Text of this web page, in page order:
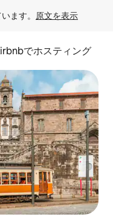
ます。 原文を表示
でホスティング